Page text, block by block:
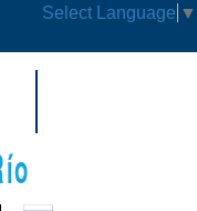
Select Language ▼